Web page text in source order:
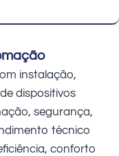
instalação,
dispositivos
segurança,
técnico
conforto